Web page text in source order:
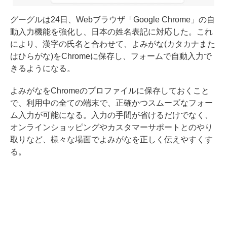
グーグルは24日、Webブラウザ「Google Chrome」の自
動入力機能を強化し、日本の姓名表記に対応した。これ
により、漢字の氏名と合わせて、よみがな(カタカナまた
はひらがな)をChromeに保存し、フォームで自動入力で
きるようになる。
よみがなをChromeのプロファイルに保存しておくこと
で、利用中の全ての端末で、正確かつスムーズなフォー
ム入力が可能になる。入力の手間が省けるだけでなく、
オンラインショッピングやカスタマーサポートとのやり
取りなど、様々な場面でよみがなを正しく伝えやすくす
る。